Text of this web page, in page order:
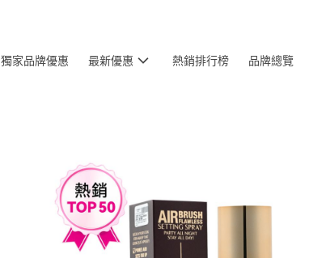
獨家品牌優惠 最新優惠 熱銷排行榜 品牌總覽